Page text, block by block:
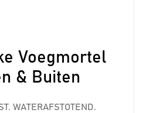
Voegmortel
& Buiten
WATERAFSTOTEND.